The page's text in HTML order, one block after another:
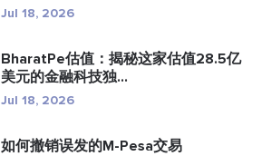
Jul 18, 2026
BharatPe估值：揭秘这家估值28.5亿
美元的金融科技独...
Jul 18, 2026
如何撤销误发的M-Pesa交易